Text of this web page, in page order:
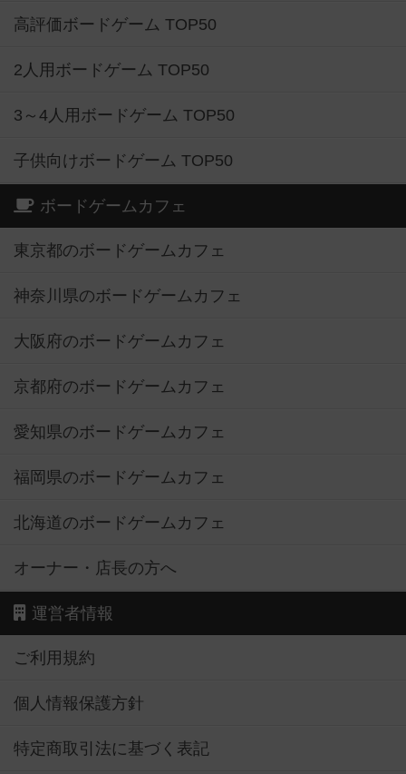
高評価ボードゲーム TOP50
2人用ボードゲーム TOP50
3～4人用ボードゲーム TOP50
子供向けボードゲーム TOP50
ボードゲームカフェ
東京都のボードゲームカフェ
神奈川県のボードゲームカフェ
大阪府のボードゲームカフェ
京都府のボードゲームカフェ
愛知県のボードゲームカフェ
福岡県のボードゲームカフェ
北海道のボードゲームカフェ
オーナー・店長の方へ
運営者情報
ご利用規約
個人情報保護方針
特定商取引法に基づく表記